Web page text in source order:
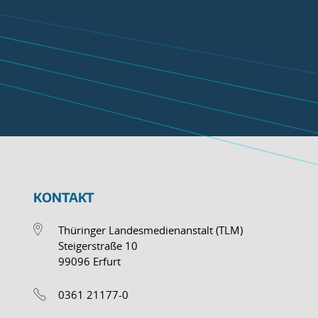
KONTAKT
Thüringer Landesmedienanstalt (TLM)
Steigerstraße 10
99096 Erfurt
0361 21177-0